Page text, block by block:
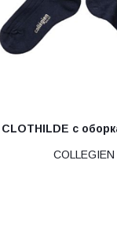
с
COLLEGIEN